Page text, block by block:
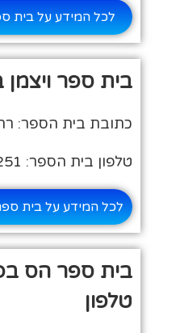
לכל המידע על בית
בית ספר ויצמן
כתובת בית הספר:
טלפון בית הספר: 08-9450251
לכל המידע על בית ספר
בית ספר הס
טלפון